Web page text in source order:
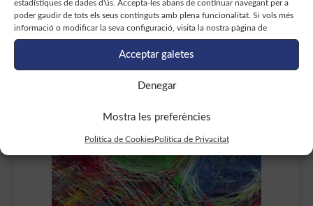
estadístiques de dades d'ús. Accepta-les abans de continuar navegant per a
poder gaudir de tots els seus continguts amb plena funcionalitat. Si vols més
informació o modificar la seva configuració, visita la nostra pàgina de
Acceptar galetes
Denegar
Mostra les preferències
Política de CookiesPolítica de Privacitat
Ponències de Nina Gramunt